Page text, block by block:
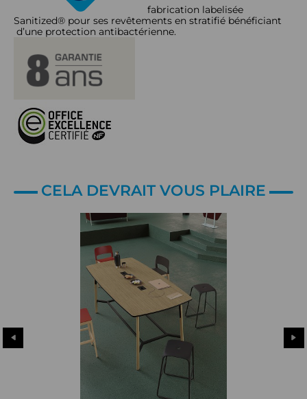
fabrication labelisée
Sanitized® pour ses revêtements en stratifié bénéficiant
d’une protection antibactérienne.
CELA DEVRAIT VOUS PLAIRE